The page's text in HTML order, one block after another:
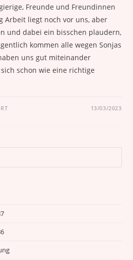
Freunde und Freundinnen
Arbeit liegt noch vor uns, aber
und dabei ein bisschen plaudern,
kommen alle wegen Sonjas
uns gut miteinander
schon wie eine richtige
13/03/2023